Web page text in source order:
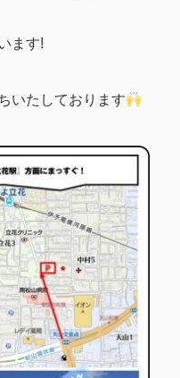
ます!
いたしております